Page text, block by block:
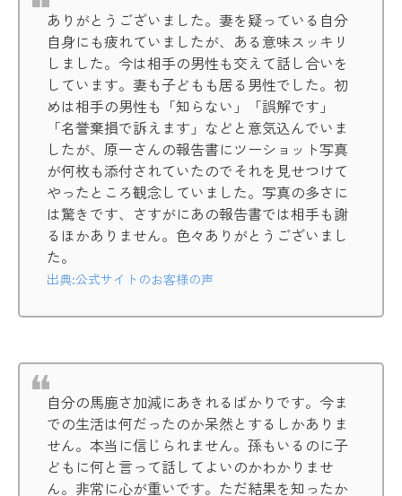
ありがとうございました。妻を疑っている自分
自身にも疲れていましたが、ある意味スッキリ
しました。今は相手の男性も交えて話し合いを
しています。妻も子どもも居る男性でした。初
めは相手の男性も「知らない」「誤解です」
「名誉棄損で訴えます」などと意気込んでいま
したが、原一さんの報告書にツーショット写真
が何枚も添付されていたのでそれを見せつけて
やったところ観念していました。写真の多さに
は驚きです、さすがにあの報告書では相手も謝
るほかありません。色々ありがとうございまし
た。
出典:公式サイトのお客様の声
自分の馬鹿さ加減にあきれるばかりです。今ま
での生活は何だったのか呆然とするしかありま
せん。本当に信じられません。孫もいるのに子
どもに何と言って話してよいのかわかりませ
ん。非常に心が重いです。ただ結果を知ったか